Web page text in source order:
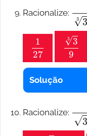
Racionalize:
27 339
Solução
Racionalize: